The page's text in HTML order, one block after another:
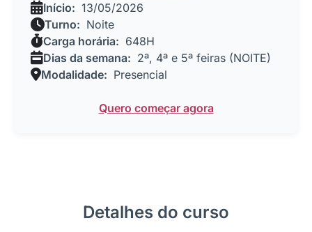
Início: 13/05/2026
Turno: Noite
Carga horária: 648H
Dias da semana: 2ª, 4ª e 5ª feiras (NOITE)
Modalidade: Presencial
Quero começar agora
Detalhes do curso